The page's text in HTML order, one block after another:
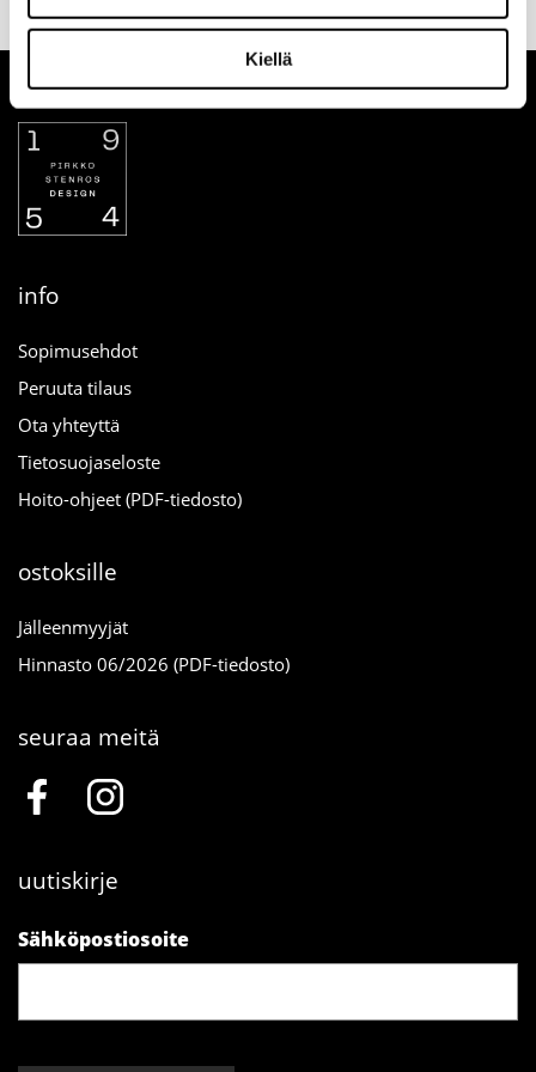
Kiellä
info
Sopimusehdot
Peruuta tilaus
Ota yhteyttä
Tietosuojaseloste
Hoito-ohjeet (PDF-tiedosto)
ostoksille
Jälleenmyyjät
Hinnasto 06/2026 (PDF-tiedosto)
seuraa meitä
uutiskirje
Sähköpostiosoite